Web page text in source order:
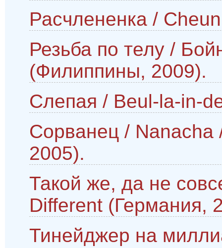
Расчлененка /
Резьба по телу /
(Филиппины, 2009).
Слепая / Beul-la-in-
Сорванец /
2005).
Такой же, да не
Different (Германия,
Тинейджер на